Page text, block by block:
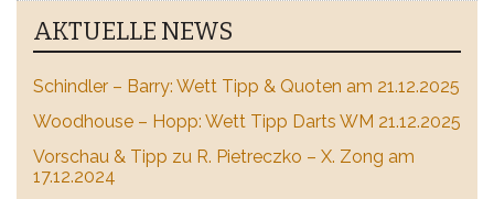
AKTUELLE NEWS
Schindler – Barry: Wett Tipp & Quoten am 21.12.2025
Woodhouse – Hopp: Wett Tipp Darts WM 21.12.2025
Vorschau & Tipp zu R. Pietreczko – X. Zong am
17.12.2024